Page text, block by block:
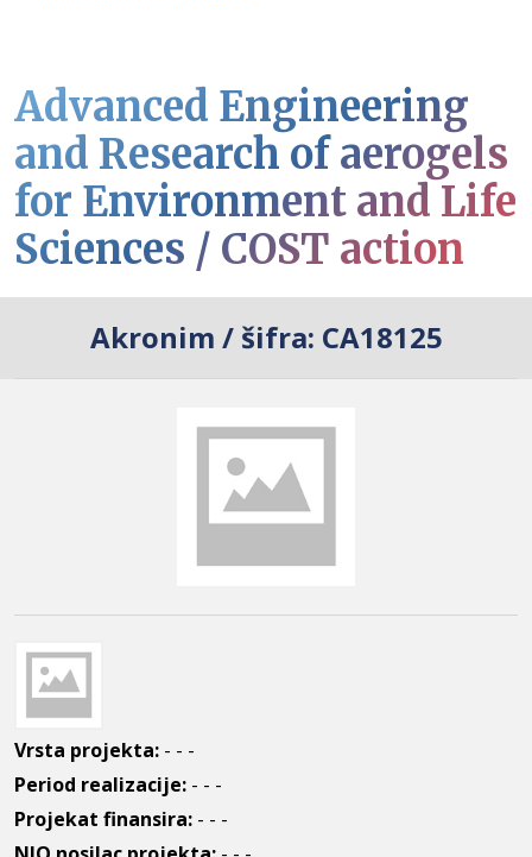
Advanced Engineering
and Research of aerogels
for Environment and Life
Sciences / COST action
Akronim / šifra: CA18125
Vrsta projekta: - - -
Period realizacije: - - -
Projekat finansira: - - -